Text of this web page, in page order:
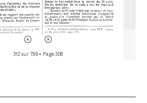
312 sur 799 • Page 308